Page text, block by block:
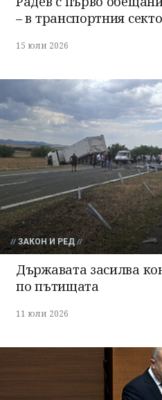
– в транспортния
15 юли 2026
ЗАКОН И РЕД
Държавата засилва
по пътищата
11 юли 2026